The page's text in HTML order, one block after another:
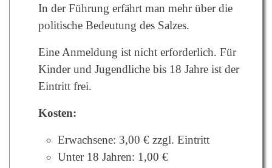
In der Führung erfährt man mehr über die
politische Bedeutung des Salzes.
Eine Anmeldung ist nicht erforderlich. Für
Kinder und Jugendliche bis 18 Jahre ist der
Eintritt frei.
Kosten:
Erwachsene: 3,00 € zzgl. Eintritt
Unter 18 Jahren: 1,00 €